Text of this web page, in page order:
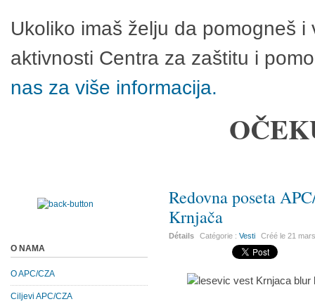
Ukoliko imaš želju da pomogneš
aktivnosti Centra za zaštitu i
nas za više informacija.
Redovna poseta
Krnjača
Détails Catégorie :Vesti Créé le21
O NAMA
O APC/CZA
Ciljevi APC/CZA